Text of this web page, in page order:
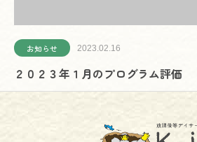
お知らせ 2023.02.16
２０２３年１月のプログラム評価